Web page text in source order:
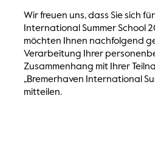
Wir freuen uns, dass Sie sich
International Summer School
möchten Ihnen nachfolgend
Verarbeitung Ihrer
Zusammenhang mit Ihrer
„Bremerhaven International
mitteilen.